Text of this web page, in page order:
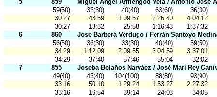
5
859
Miguel Ángel Armengod Vela / Antonio José
59(50)
33(30) 40(40) 63(60)
36(30)
30:27
43:59 1:09:57 2:26:40
4:04:12
30:27
13:32 25:58 1:16:43
1:37:32
6
860
José Barberá Verdugo / Ferrán Santoyo
56(50)
36(30) 33(30) 40(40)
59(50)
34:29
1:12:09 2:09:55 3:04:59
3:37:01
34:29
37:40 57:46 55:04
32:02
7
855
Joseba Bolaños Narváez / José Mari Rey
49(40)
43(40) 104(100) 88(80)
93(90)
33:16
50:10 1:29:24 1:53:27
2:27:32
33:16
16:54 39:14 24:03 34:05